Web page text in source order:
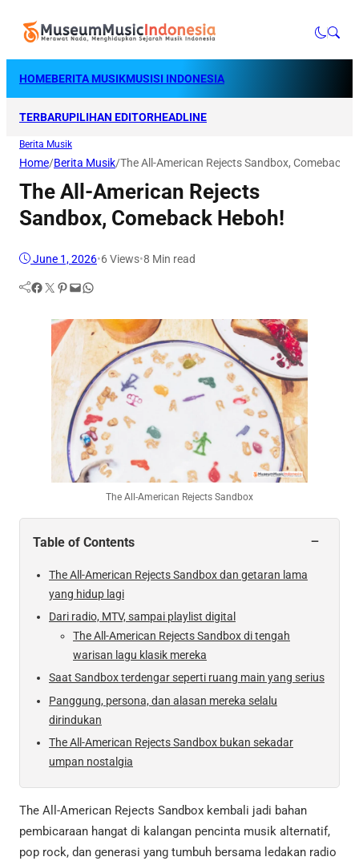
HOMEBERITA MUSIKMUSISI INDONESIA
TERBARUPILIHAN EDITORHEADLINE
Berita Musik
Home/Berita Musik/The All-American Rejects Sandbox, Comeback
The All-American Rejects
Sandbox, Comeback Heboh!
June 1, 2026•6Views•8 Min read
Facebook Twitter Pinterest Mail WhatsApp
The All-American Rejects Sandbox
Table of Contents −
The All-American Rejects Sandbox dan getaran lama
yang hidup lagi
Dari radio, MTV, sampai playlist digital
The All-American Rejects Sandbox di tengah
warisan lagu klasik mereka
Saat Sandbox terdengar seperti ruang main yang serius
Panggung, persona, dan alasan mereka selalu
dirindukan
The All-American Rejects Sandbox bukan sekadar
umpan nostalgia
The All-American Rejects Sandbox kembali jadi bahan
pembicaraan hangat di kalangan pencinta musik alternatif,
pop rock, dan generasi yang tumbuh bersama ledakan radio